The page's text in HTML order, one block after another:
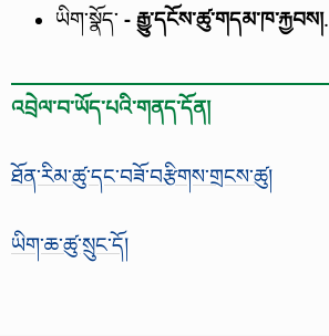
ཡིག་སྣོད་ - རྒྱུ་དངོས་ཚུ་གདམ་ཁ་རྐྱབས།.
འབྲེལ་བ་ཡོད་པའི་གནད་དོན།
ཐོན་རིམ་ཚུ་དང་བཟོ་བརྩིགས་གྲངས་ཚུ།
ཡིག་ཆ་ཚུ་སྲུང་དོ།